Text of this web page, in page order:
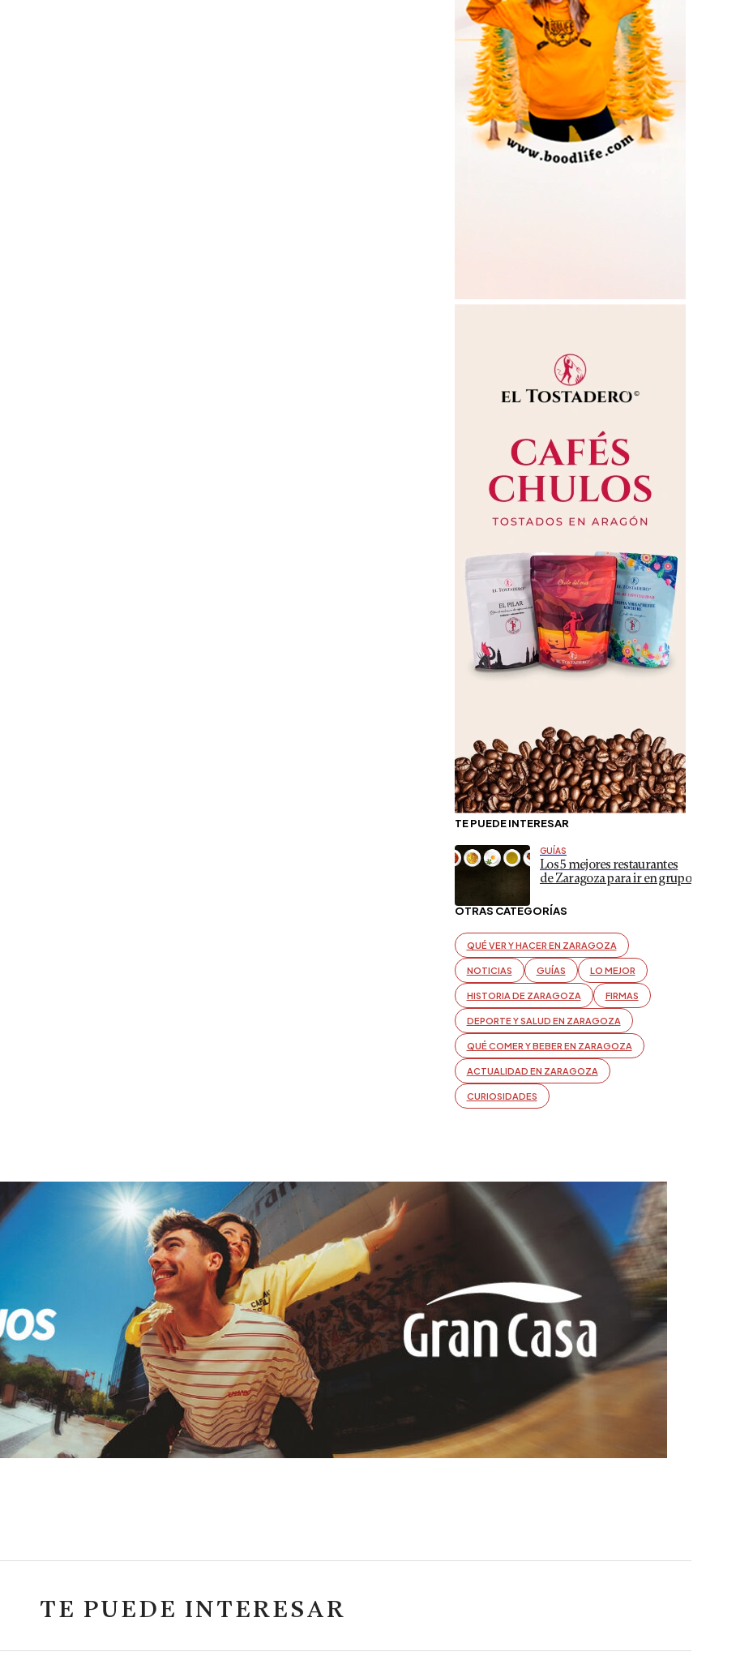
TE PUEDE INTERESAR
GUÍAS
Los 5 mejores restaurantes
de Zaragoza para ir en grupo
OTRAS CATEGORÍAS
QUÉ VER Y HACER EN ZARAGOZA
NOTICIAS GUÍAS LO MEJOR
HISTORIA DE ZARAGOZA FIRMAS
DEPORTE Y SALUD EN ZARAGOZA
QUÉ COMER Y BEBER EN ZARAGOZA
ACTUALIDAD EN ZARAGOZA
CURIOSIDADES
TE PUEDE INTERESAR